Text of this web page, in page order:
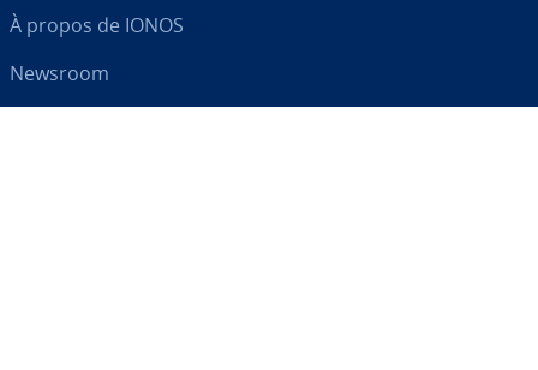
À propos de IONOS
Newsroom